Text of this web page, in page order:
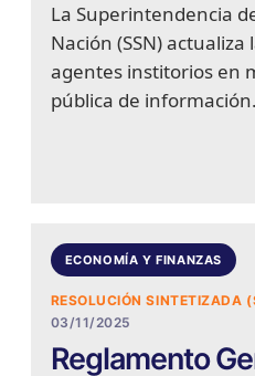
La Superintendencia
Nación (SSN)
agentes institorios en
pública de información.
ECONOMÍA Y FINANZAS
RESOLUCIÓN
03/11/2025
Reglamento